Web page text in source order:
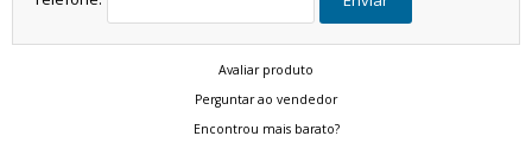
Avaliar produto
Perguntar ao vendedor
Encontrou mais barato?